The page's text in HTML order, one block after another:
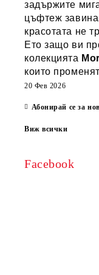
задържите
цъфтеж
красотата не
Ето защо ви
колекцията
които
20 Фев 2026
Абонирай се за
Виж всички
Facebook